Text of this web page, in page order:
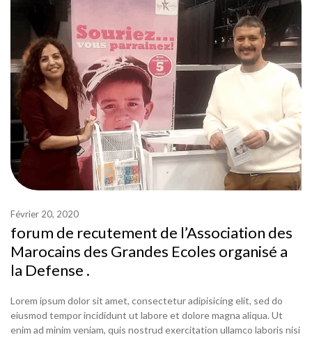
Février 20, 2020
forum de recutement de l’Association des
Marocains des Grandes Ecoles organisé a
la Defense .
Lorem ipsum dolor sit amet, consectetur adipisicing elit, sed do
eiusmod tempor incididunt ut labore et dolore magna aliqua. Ut
enim ad minim veniam, quis nostrud exercitation ullamco laboris nisi